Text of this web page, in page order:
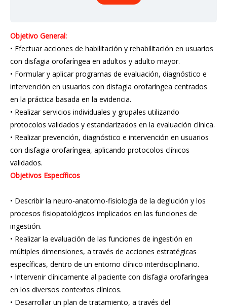
Objetivo General:
• Efectuar acciones de habilitación y rehabilitación en usuarios
con disfagia orofaríngea en adultos y adulto mayor.
• Formular y aplicar programas de evaluación, diagnóstico e
intervención en usuarios con disfagia orofaríngea centrados
en la práctica basada en la evidencia.
• Realizar servicios individuales y grupales utilizando
protocolos validados y estandarizados en la evaluación clínica.
• Realizar prevención, diagnóstico e intervención en usuarios
con disfagia orofaríngea, aplicando protocolos clínicos
validados.
Objetivos Específicos
• Describir la neuro-anatomo-fisiología de la deglución y los
procesos fisiopatológicos implicados en las funciones de
ingestión.
• Realizar la evaluación de las funciones de ingestión en
múltiples dimensiones, a través de acciones estratégicas
específicas, dentro de un entorno clínico interdisciplinario.
• Intervenir clínicamente al paciente con disfagia orofaríngea
en los diversos contextos clínicos.
• Desarrollar un plan de tratamiento, a través del